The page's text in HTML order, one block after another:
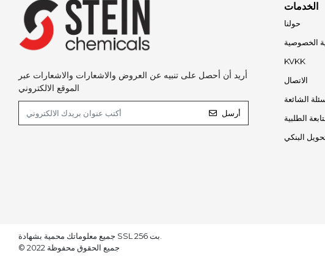
أريد أن أحصل على تنبيه عن العروض والاشعارات والاشعارات عبر
الموقع الالكتروني
أرسل
الخدمات
حولنا
الخصوصية
KVKK
الاتصال
الشائعة
الطلبية
البنكي
© 2022 جميع الحقوق محفوظة